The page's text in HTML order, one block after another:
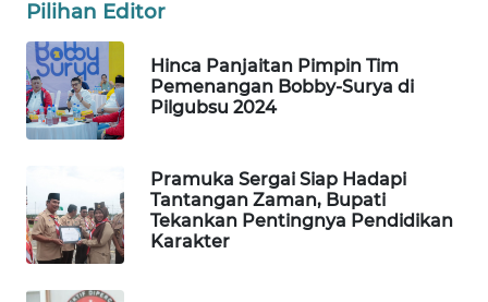
Pilihan Editor
Hinca Panjaitan Pimpin Tim
Pemenangan Bobby-Surya di
Pilgubsu 2024
Pramuka Sergai Siap Hadapi
Tantangan Zaman, Bupati
Tekankan Pentingnya Pendidikan
Karakter
FORWAMKI
ALPERKLINAS
TAMBANG
NEWS